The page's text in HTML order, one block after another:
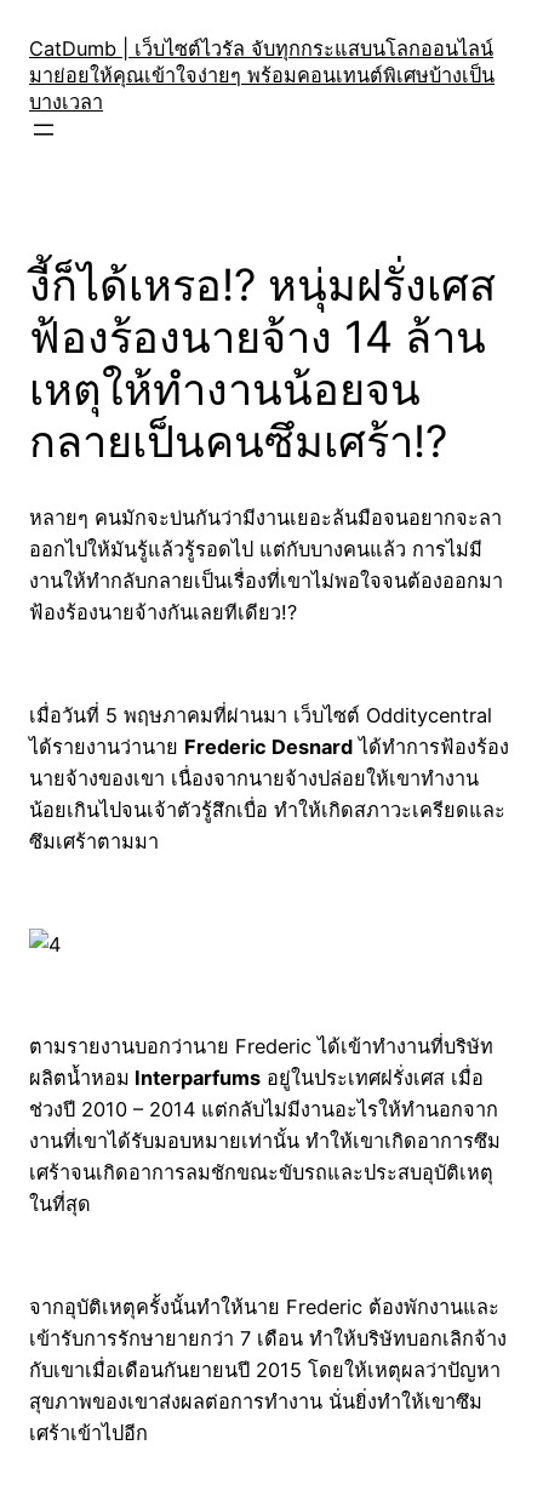
content
CatDumb | เว็บไซต์ไวรัล จับทุกกระแสบนโลกออนไลน์
มาย่อยให้คุณเข้าใจง่ายๆ พร้อมคอนเทนต์พิเศษบ้างเป็น
บางเวลา
งี้ก็ได้เหรอ!? หนุ่มฝรั่งเศส
ฟ้องร้องนายจ้าง 14 ล้าน
เหตุให้ทำงานน้อยจน
กลายเป็นคนซึมเศร้า!?
หลายๆ คนมักจะบ่นกันว่ามีงานเยอะล้นมือจนอยากจะลา
ออกไปให้มันรู้แล้วรู้รอดไป แต่กับบางคนแล้ว การไม่มี
งานให้ทำกลับกลายเป็นเรื่องที่เขาไม่พอใจจนต้องออกมา
ฟ้องร้องนายจ้างกันเลยทีเดียว!?
เมื่อวันที่ 5 พฤษภาคมที่ผ่านมา เว็บไซต์ Odditycentral
ได้รายงานว่านาย Frederic Desnard ได้ทำการฟ้องร้อง
นายจ้างของเขา เนื่องจากนายจ้างปล่อยให้เขาทำงาน
น้อยเกินไปจนเจ้าตัวรู้สึกเบื่อ ทำให้เกิดสภาวะเครียดและ
ซึมเศร้าตามมา
ตามรายงานบอกว่านาย Frederic ได้เข้าทำงานที่บริษัท
ผลิตน้ำหอม Interparfums อยู่ในประเทศฝรั่งเศส เมื่อ
ช่วงปี 2010 – 2014 แต่กลับไม่มีงานอะไรให้ทำนอกจาก
งานที่เขาได้รับมอบหมายเท่านั้น ทำให้เขาเกิดอาการซึม
เศร้าจนเกิดอาการลมชักขณะขับรถและประสบอุบัติเหตุ
ในที่สุด
จากอุบัติเหตุครั้งนั้นทำให้นาย Frederic ต้องพักงานและ
เข้ารับการรักษายายกว่า 7 เดือน ทำให้บริษัทบอกเลิกจ้าง
กับเขาเมื่อเดือนกันยายนปี 2015 โดยให้เหตุผลว่าปัญหา
สุขภาพของเขาส่งผลต่อการทำงาน นั่นยิ่งทำให้เขาซึม
เศร้าเข้าไปอีก